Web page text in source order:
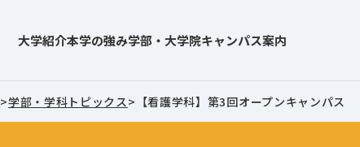
大学紹介本学の強み学部・大学院キャンパス案内
>学部・学科トピックス > 【看護学科】第3回オープンキャンパス